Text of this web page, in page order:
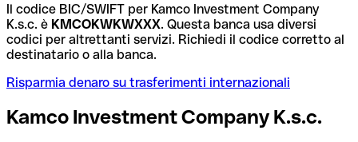
Il codice BIC/SWIFT per Kamco Investment Company
K.s.c. è KMCOKWKWXXX. Questa banca usa diversi
codici per altrettanti servizi. Richiedi il codice corretto al
destinatario o alla banca.
Risparmia denaro su trasferimenti internazionali
Kamco Investment Company K.s.c.